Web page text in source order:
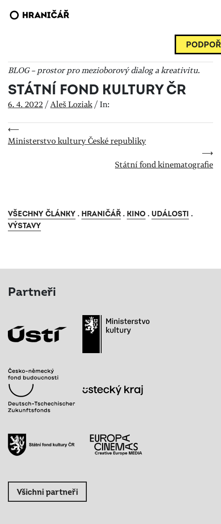
BLOG – prostor pro mezioborový dialog a kreativitu.
STÁTNÍ FOND KULTURY ČR
6. 4. 2022 /Aleš Loziak /In:
⟵
Ministerstvo kultury České republiky
⟶
Státní fond kinematografie
VŠECHNY ČLÁNKY . HRANIČÁŘ . KINO . UDÁLOSTI .
VÝSTAVY
Partneři
Všichni partneři